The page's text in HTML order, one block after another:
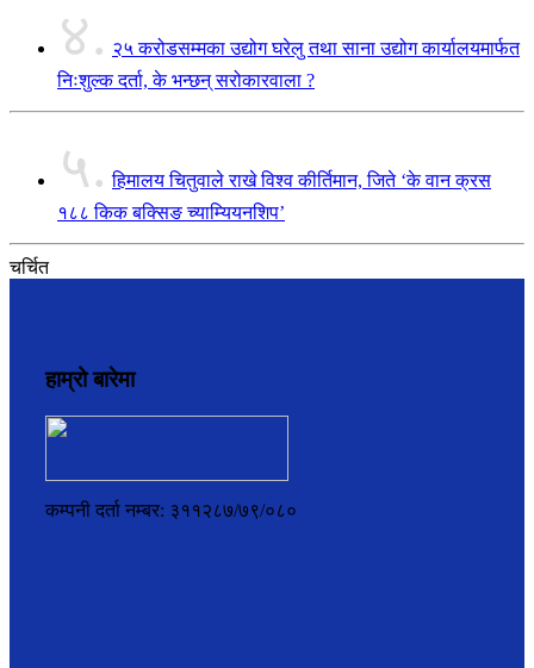
४. २५ करोडसम्मका उद्योग घरेलु तथा साना उद्योग कार्यालयमार्फत
निःशुल्क दर्ता, के भन्छन् सरोकारवाला ?
५. हिमालय चितुवाले राखे विश्व कीर्तिमान, जिते ‘के वान क्रस
१८८ किक बक्सिङ च्याम्यियनशिप’
चर्चित
हाम्रो बारेमा
कम्पनी दर्ता नम्बर: ३११२८७/७९/०८०